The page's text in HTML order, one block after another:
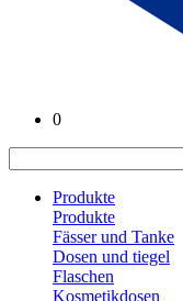
0
Produkte
Produkte
Fässer und Tanke
Dosen und tiegel
Flaschen
Kosmetikdosen